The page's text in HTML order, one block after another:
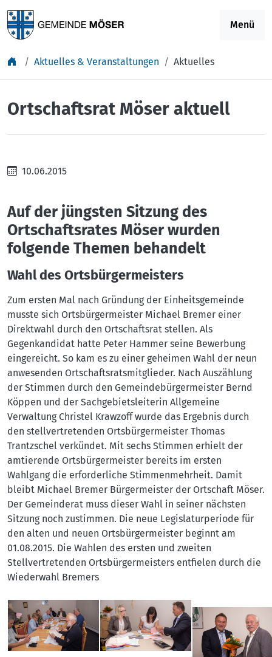
Menü
Aktuelles & Veranstaltungen Aktuelles
Ortschaftsrat Möser aktuell
10.06.2015
Auf der jüngsten Sitzung des
Ortschaftsrates Möser wurden
folgende Themen behandelt
Wahl des Ortsbürgermeisters
Zum ersten Mal nach Gründung der Einheitsgemeinde
musste sich Ortsbürgermeister Michael Bremer einer
Direktwahl durch den Ortschaftsrat stellen. Als
Gegenkandidat hatte Peter Hammer seine Bewerbung
eingereicht. So kam es zu einer geheimen Wahl der neun
anwesenden Ortschaftsratsmitglieder. Nach Auszählung
der Stimmen durch den Gemeindebürgermeister Bernd
Köppen und der Sachgebietsleiterin Allgemeine
Verwaltung Christel Krawzoff wurde das Ergebnis durch
den stellvertretenden Ortsbürgermeister Thomas
Trantzschel verkündet. Mit sechs Stimmen erhielt der
amtierende Ortsbürgermeister bereits im ersten
Wahlgang die erforderliche Stimmenmehrheit. Damit
bleibt Michael Bremer Bürgermeister der Ortschaft Möser.
Der Gemeinderat muss dieser Wahl in seiner nächsten
Sitzung noch zustimmen. Die neue Legislaturperiode für
den alten und neuen Ortsbürgermeister beginnt am
01.08.2015. Die Wahlen des ersten und zweiten
Stellvertretenden Ortsbürgermeisters entfielen durch die
Wiederwahl Bremers